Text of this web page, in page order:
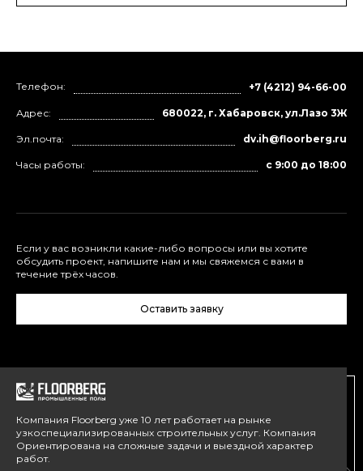
Компания Floorberg уже 10 лет работает на рынке
узкоспециализированных строительных услуг. Компания
Ориентирована на сложные задачи и выездной характер
работ.
Телефон: +7 (4212) 94-66-00
Адрес: 680022, г. Хабаровск, ул.Лазо 3Ж
Эл.почта: dv.ih@floorberg.ru
Часы работы: с 9:00 до 18:00
Если у вас возникли какие-либо вопросы или вы хотите
обсудить проект, напишите нам и мы свяжемся с вами в
течение трёх часов.
Оставить заявку